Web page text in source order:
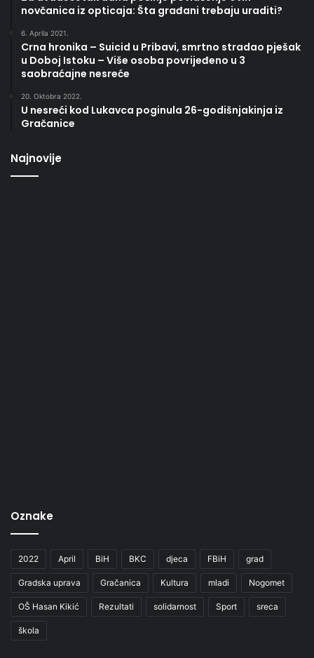
novčanica iz opticaja: Šta građani trebaju uraditi?
6. Aprila 2021.
Crna hronika – Suicid u Pribavi, smrtno stradao pješak
u Doboj Istoku – Više osoba povrijeđeno u 3
saobraćajne nesreće
20. Oktobra 2022.
U nesreći kod Lukavca poginula 26-godišnjakinja iz
Gračanice
Najnovije
Oznake
2022 April BiH BKC djeca FBiH grad
Gradska uprava Gračanica Kultura mladi Nogomet
OŠ Hasan Kikić Rezultati solidarnost Sport sreca
škola